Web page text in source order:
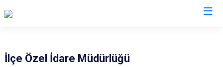
İlçe Özel İdare Müdürlüğü